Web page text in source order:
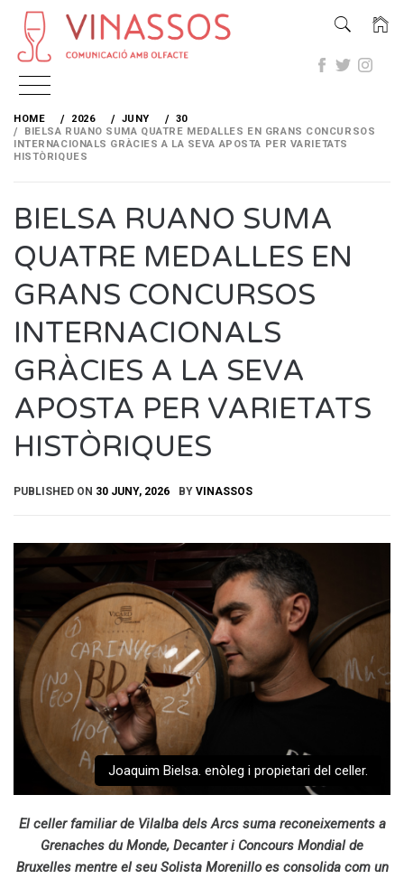
Skip
content
HOME 2026 JUNY
30
BIELSA RUANO SUMA QUATRE MEDALLES EN GRANS CONCURSOS
INTERNACIONALS GRÀCIES A LA SEVA APOSTA PER VARIETATS
HISTÒRIQUES
BIELSA RUANO SUMA
QUATRE MEDALLES EN
GRANS CONCURSOS
INTERNACIONALS
GRÀCIES A LA SEVA
APOSTA PER VARIETATS
HISTÒRIQUES
PUBLISHED ON 30 JUNY, 2026 BY VINASSOS
Joaquim Bielsa. enòleg i propietari del celler.
El celler familiar de Vilalba dels Arcs suma reconeixements a
Grenaches du Monde, Decanter i Concours Mondial de
Bruxelles mentre el seu Solista Morenillo es consolida com un